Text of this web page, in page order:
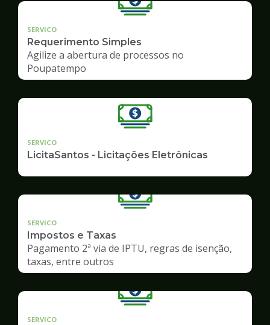
SERVICO
Requerimento Simples
Agilize a abertura de processos no
Poupatempo
SERVICO
LicitaSantos - Licitações Eletrônicas
SERVICO
Impostos e Taxas
Pagamento 2ª via de IPTU, regras de isenção,
taxas, entre outros
SERVICO